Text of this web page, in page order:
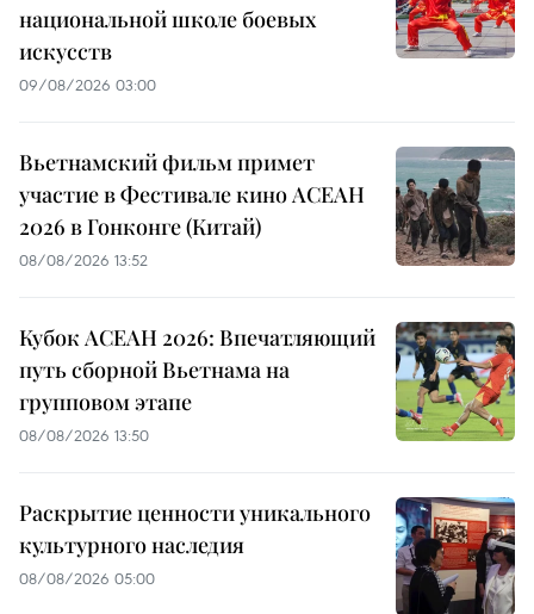
национальной школе боевых
искусств
09/08/2026 03:00
Вьетнамский фильм примет
участие в Фестивале кино АСЕАН
2026 в Гонконге (Китай)
08/08/2026 13:52
Кубок АСЕАН 2026: Впечатляющий
путь сборной Вьетнама на
групповом этапе
08/08/2026 13:50
Раскрытие ценности уникального
культурного наследия
08/08/2026 05:00